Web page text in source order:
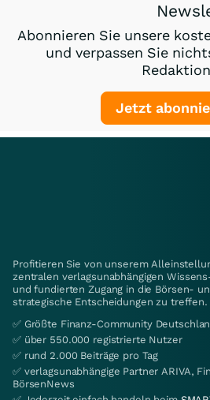
Abonnieren Sie unsere
und verpassen Sie
Redaktion
Jetzt
Profitieren Sie von unserem
zentralen verlagsunabhängigen
und fundierten Zugang in die Börsen-
strategische Entscheidungen zu treffen.
✅ Größte Finanz-Community
✅ über 550.000 registrierte Nutzer
✅ rund 2.000 Beiträge pro Tag
✅ verlagsunabhängige Partner ARIVA,
BörsenNews